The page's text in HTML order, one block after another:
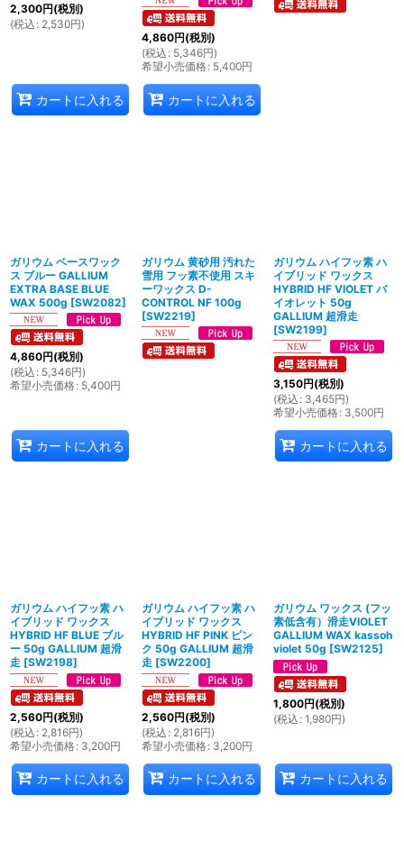
2,300円(税別)
(税込 : 2,530円)
カートに入れる
4,860円(税別)
(税込 : 5,346円)
希望小売価格: 5,400円
カートに入れる
ガリウム ベースワック
ス ブルー GALLIUM
EXTRA BASE BLUE
WAX 500g [SW2082]
4,860円(税別)
(税込 : 5,346円)
希望小売価格: 5,400円
カートに入れる
ガリウム 黄砂用 汚れた
雪用 フッ素不使用 スキ
ーワックス D-
CONTROL NF 100g
[SW2219]
ガリウム ハイフッ素 ハ
イブリッド ワックス
HYBRID HF VIOLET バ
イオレット 50g
GALLIUM 超滑走
[SW2199]
3,150円(税別)
(税込 : 3,465円)
希望小売価格: 3,500円
カートに入れる
ガリウム ハイフッ素 ハ
イブリッド ワックス
HYBRID HF BLUE ブル
ー 50g GALLIUM 超滑
走 [SW2198]
2,560円(税別)
(税込 : 2,816円)
希望小売価格: 3,200円
カートに入れる
ガリウム ハイフッ素 ハ
イブリッド ワックス
HYBRID HF PINK ピン
ク 50g GALLIUM 超滑
走 [SW2200]
2,560円(税別)
(税込 : 2,816円)
希望小売価格: 3,200円
カートに入れる
ガリウム ワックス (フッ
素低含有）滑走VIOLET
GALLIUM WAX kassoh
violet 50g [SW2125]
1,800円(税別)
(税込 : 1,980円)
カートに入れる